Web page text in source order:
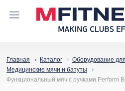
Главная Каталог
Оборудование
Медицинские мячи и батуты
Функциональный мяч с ручками Perform